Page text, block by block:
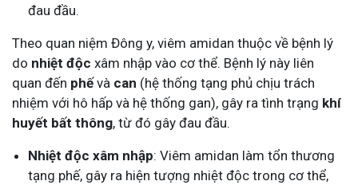
đau đầu.
Theo quan niệm Đông y, viêm amidan thuộc về bệnh lý
do nhiệt độc xâm nhập vào cơ thể. Bệnh lý này liên
quan đến phếvà can (hệ thống tạng phủ chịu trách
nhiệm với hô hấp và hệ thống gan), gây ra tình trạng khí
huyết bất thông, từ đó gây đau đầu.
Nhiệt độc xâm nhập: Viêm amidan làm tổn thương
tạng phế, gây ra hiện tượng nhiệt độc trong cơ thể,